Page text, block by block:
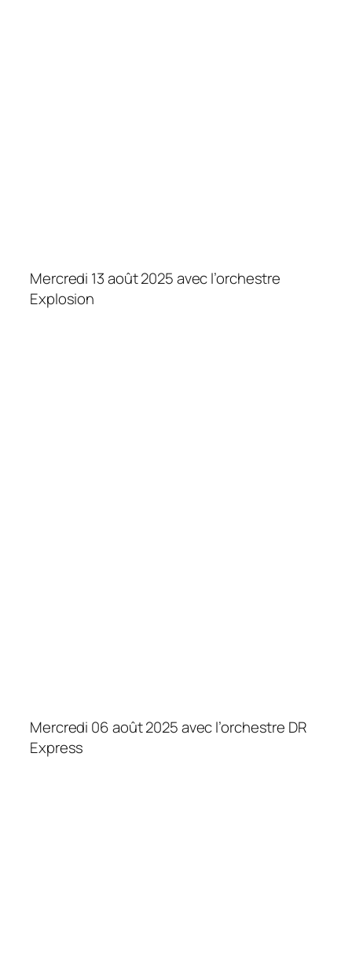
Mercredi 13 août 2025 avec l’orchestre
Explosion
Mercredi 06 août 2025 avec l’orchestre DR
Express